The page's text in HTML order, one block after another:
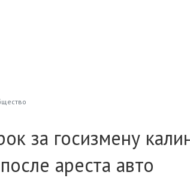
за госизмену
ареста авто